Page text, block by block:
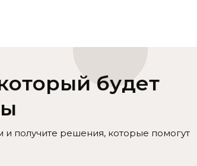
будет
получите решения, которые помогут